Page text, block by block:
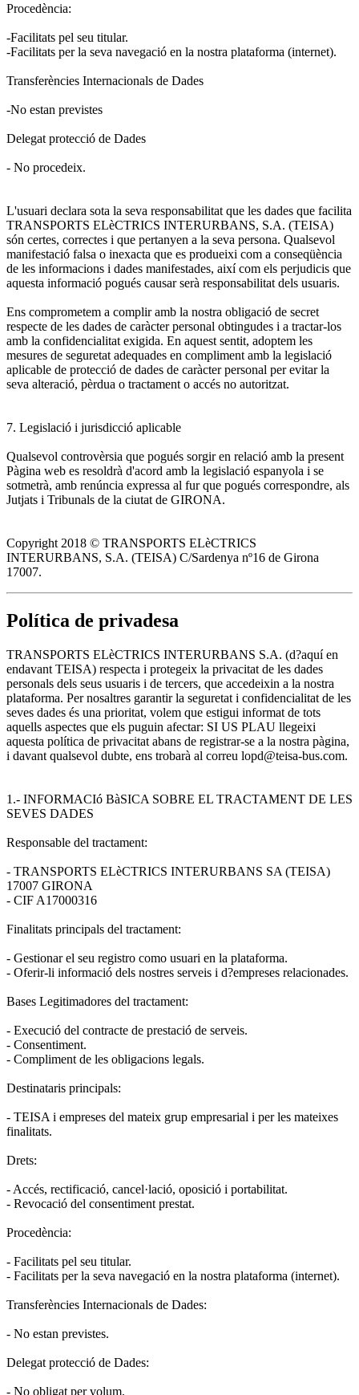
Procedència:
-Facilitats pel seu titular.
-Facilitats per la seva navegació en la nostra plataforma (internet).
Transferències Internacionals de Dades
-No estan previstes
Delegat protecció de Dades
- No procedeix.
L'usuari declara sota la seva responsabilitat que les dades que facilita
TRANSPORTS ELèCTRICS INTERURBANS, S.A. (TEISA)
són certes, correctes i que pertanyen a la seva persona. Qualsevol
manifestació falsa o inexacta que es produeixi com a conseqüència
de les informacions i dades manifestades, així com els perjudicis que
aquesta informació pogués causar serà responsabilitat dels usuaris.
Ens comprometem a complir amb la nostra obligació de secret
respecte de les dades de caràcter personal obtingudes i a tractar-los
amb la confidencialitat exigida. En aquest sentit, adoptem les
mesures de seguretat adequades en compliment amb la legislació
aplicable de protecció de dades de caràcter personal per evitar la
seva alteració, pèrdua o tractament o accés no autoritzat.
7. Legislació i jurisdicció aplicable
Qualsevol controvèrsia que pogués sorgir en relació amb la present
Pàgina web es resoldrà d'acord amb la legislació espanyola i se
sotmetrà, amb renúncia expressa al fur que pogués correspondre, als
Jutjats i Tribunals de la ciutat de GIRONA.
Copyright 2018 © TRANSPORTS ELèCTRICS
INTERURBANS, S.A. (TEISA) C/Sardenya nº16 de Girona
17007.
Política de privadesa
TRANSPORTS ELèCTRICS INTERURBANS S.A. (d?aquí en
endavant TEISA) respecta i protegeix la privacitat de les dades
personals dels seus usuaris i de tercers, que accedeixin a la nostra
plataforma. Per nosaltres garantir la seguretat i confidencialitat de les
seves dades és una prioritat, volem que estigui informat de tots
aquells aspectes que els puguin afectar: SI US PLAU llegeixi
aquesta política de privacitat abans de registrar-se a la nostra pàgina,
i davant qualsevol dubte, ens trobarà al correu lopd@teisa-bus.com.
1.- INFORMACIó BàSICA SOBRE EL TRACTAMENT DE LES
SEVES DADES
Responsable del tractament:
- TRANSPORTS ELèCTRICS INTERURBANS SA (TEISA)
17007 GIRONA
- CIF A17000316
Finalitats principals del tractament:
- Gestionar el seu registro como usuari en la plataforma.
- Oferir-li informació dels nostres serveis i d?empreses relacionades.
Bases Legitimadores del tractament:
- Execució del contracte de prestació de serveis.
- Consentiment.
- Compliment de les obligacions legals.
Destinataris principals:
- TEISA i empreses del mateix grup empresarial i per les mateixes
finalitats.
Drets:
- Accés, rectificació, cancel·lació, oposició i portabilitat.
- Revocació del consentiment prestat.
Procedència:
- Facilitats pel seu titular.
- Facilitats per la seva navegació en la nostra plataforma (internet).
Transferències Internacionals de Dades:
- No estan previstes.
Delegat protecció de Dades:
- No obligat per volum.